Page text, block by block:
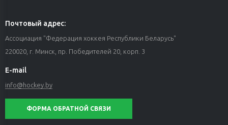
Почтовый адрес:
Ассоциация "Федерация хоккея Республики Беларусь"
220020, г. Минск, пр. Победителей 20, корп. 3
E-mail
info@hockey.by
ФОРМА ОБРАТНОЙ СВЯЗИ